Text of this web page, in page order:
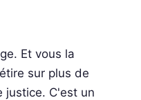
Et vous la
sur plus de
justice. C'est un